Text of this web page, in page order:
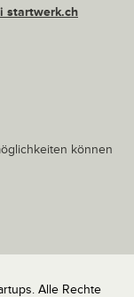
startwerk.ch
können
Alle Rechte